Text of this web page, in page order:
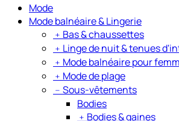
Mode
Mode balnéaire & Lingerie
﹢ Bas & chaussettes
﹢ Linge de nuit & tenues
﹢ Mode balnéaire pour
﹢ Mode de plage
﹣ Sous-vêtements
Bodies
﹢ Bodies & gaines